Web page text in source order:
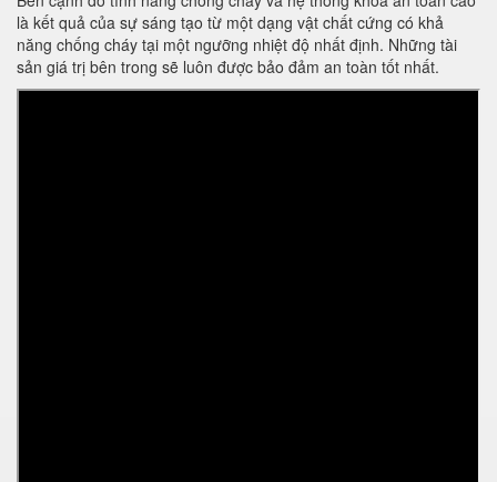
là kết quả của sự sáng tạo từ một dạng vật chất cứng có khả
năng chống cháy tại một ngưỡng nhiệt độ nhất định. Những tài
sản giá trị bên trong sẽ luôn được bảo đảm an toàn tốt nhất.